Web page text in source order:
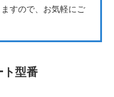
すので、お気軽にご
ト型番